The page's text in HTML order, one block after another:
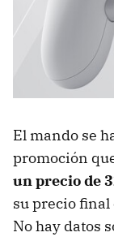
El mando se
promoción
un precio de
su precio final
No hay datos